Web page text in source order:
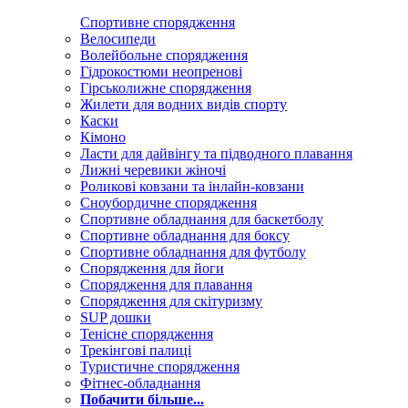
Спортивне спорядження
Велосипеди
Волейбольне спорядження
Гідрокостюми неопренові
Гірськолижне спорядження
Жилети для водних видів спорту
Каски
Кімоно
Ласти для дайвінгу та підводного плавання
Лижні черевики жіночі
Роликові ковзани та інлайн-ковзани
Сноубордичне спорядження
Спортивне обладнання для баскетболу
Спортивне обладнання для боксу
Спортивне обладнання для футболу
Спорядження для йоги
Спорядження для плавання
Спорядження для скітуризму
SUP дошки
Тенісне спорядження
Трекінгові палиці
Туристичне спорядження
Фітнес-обладнання
Побачити більше...